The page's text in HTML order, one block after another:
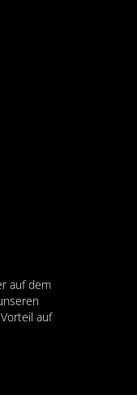
auf dem
auf